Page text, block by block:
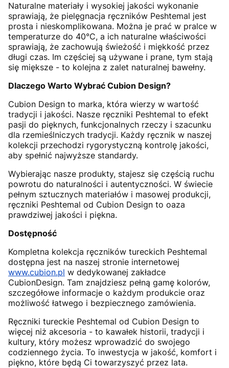
Naturalne materiały i wysokiej jakości wykonanie
sprawiają, że pielęgnacja ręczników Peshtemal jest
prosta i nieskomplikowana. Można je prać w pralce w
temperaturze do 40°C, a ich naturalne właściwości
sprawiają, że zachowują świeżość i miękkość przez
długi czas. Im częściej są używane i prane, tym stają
się miększe - to kolejna z zalet naturalnej bawełny.
Dlaczego Warto Wybrać Cubion Design?
Cubion Design to marka, która wierzy w wartość
tradycji i jakości. Nasze ręczniki Peshtemal to efekt
pasji do pięknych, funkcjonalnych rzeczy i szacunku
dla rzemieślniczych tradycji. Każdy ręcznik w naszej
kolekcji przechodzi rygorystyczną kontrolę jakości,
aby spełnić najwyższe standardy.
Wybierając nasze produkty, stajesz się częścią ruchu
powrotu do naturalności i autentyczności. W świecie
pełnym sztucznych materiałów i masowej produkcji,
ręczniki Peshtemal od Cubion Design to oaza
prawdziwej jakości i piękna.
Dostępność
Kompletna kolekcja ręczników tureckich Peshtemal
dostępna jest na naszej stronie internetowej
www.cubion.pl w dedykowanej zakładce
CubionDesign. Tam znajdziesz pełną gamę kolorów,
szczegółowe informacje o każdym produkcie oraz
możliwość łatwego i bezpiecznego zamówienia.
Ręczniki tureckie Peshtemal od Cubion Design to
więcej niż akcesoria - to kawałek historii, tradycji i
kultury, który możesz wprowadzić do swojego
codziennego życia. To inwestycja w jakość, komfort i
piękno, które będą Ci towarzyszyć przez lata.